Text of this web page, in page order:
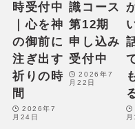
t
s
e
l
e
c
t
時受付中
｜心を神
の御前に
注ぎ出す
祈りの時
間
2026年7
月24日
識コース
第12期
申し込み
受付中
2026年7
月22日